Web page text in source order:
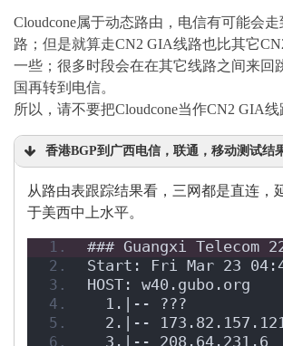
Cloudcone属于动态路由，电信有可能会
路；但是就算走CN2 GIA线路也比其它
一些；很多时段会在在其它线路之间来回
国再转到电信。
所以，请不要把Cloudcone当作CN2 GIA线
香港BGP到广西电信，联通，移动测试结
从路由表跟踪结果看，三网都是直连，
于美西中上水平。
### Guangxi Telecom
Start: Fri Mar 23
HOST:
1.|-- ???
2.|--
3.|-- 208.64.231.6